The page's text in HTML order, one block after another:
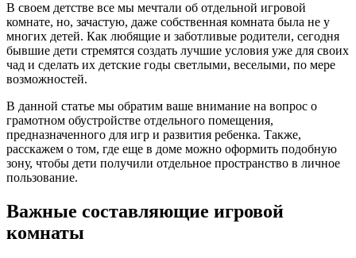
В своем детстве все мы мечтали об отдельной игровой
комнате, но, зачастую, даже собственная комната была не у
многих детей. Как любящие и заботливые родители, сегодня
бывшие дети стремятся создать лучшие условия уже для своих
чад и сделать их детские годы светлыми, веселыми, по мере
возможностей.
В данной статье мы обратим ваше внимание на вопрос о
грамотном обустройстве отдельного помещения,
предназначенного для игр и развития ребенка. Также,
расскажем о том, где еще в доме можно оформить подобную
зону, чтобы дети получили отдельное пространство в личное
пользование.
Важные составляющие игровой
комнаты